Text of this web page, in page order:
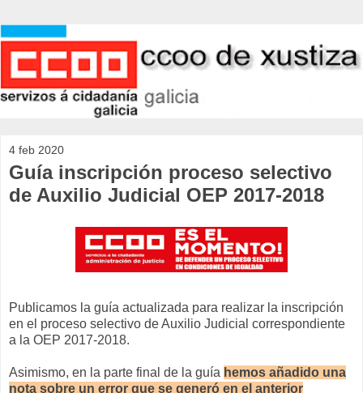
4 feb 2020
Guía inscripción proceso selectivo
de Auxilio Judicial OEP 2017-2018
Publicamos la guía actualizada para realizar la inscripción
en el proceso selectivo de Auxilio Judicial correspondiente
a la OEP 2017-2018.
Asimismo, en la parte final de la guía hemos añadido una
nota sobre un error que se generó en el anterior